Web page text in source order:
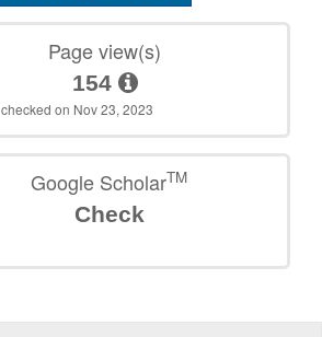
Page view(s)
154
checked on Nov 23, 2023
Google ScholarTM
Check